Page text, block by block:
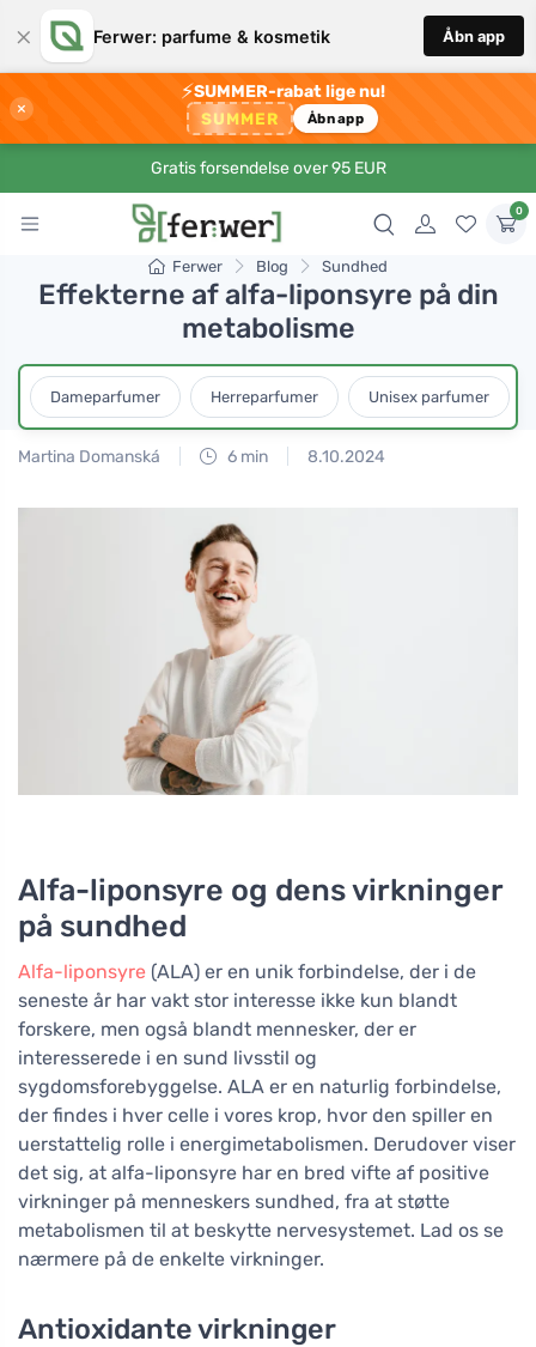
× Ferwer: parfume & kosmetik Åbn app
×
⚡SUMMER-rabat lige nu!
SUMMER Åbn app
Gratis forsendelse over 95 EUR
0
Ferwer Blog Sundhed
Effekterne af alfa-liponsyre på din
metabolisme
Dameparfumer Herreparfumer Unisex parfumer
Martina Domanská 6 min 8.10.2024
Alfa-liponsyre og dens virkninger
på sundhed
Alfa-liponsyre (ALA) er en unik forbindelse, der i de
seneste år har vakt stor interesse ikke kun blandt
forskere, men også blandt mennesker, der er
interesserede i en sund livsstil og
sygdomsforebyggelse. ALA er en naturlig forbindelse,
der findes i hver celle i vores krop, hvor den spiller en
uerstattelig rolle i energimetabolismen. Derudover viser
det sig, at alfa-liponsyre har en bred vifte af positive
virkninger på menneskers sundhed, fra at støtte
metabolismen til at beskytte nervesystemet. Lad os se
nærmere på de enkelte virkninger.
Antioxidante virkninger